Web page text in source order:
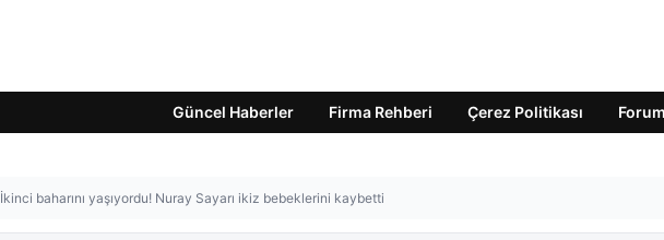
Güncel Haberler Firma Rehberi Çerez Politikası Forum
İkinci baharını yaşıyordu! Nuray Sayarı ikiz bebeklerini kaybetti